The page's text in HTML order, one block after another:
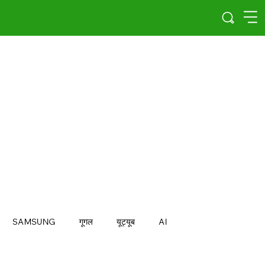
SAMSUNG गूगल यूट्यूब AI